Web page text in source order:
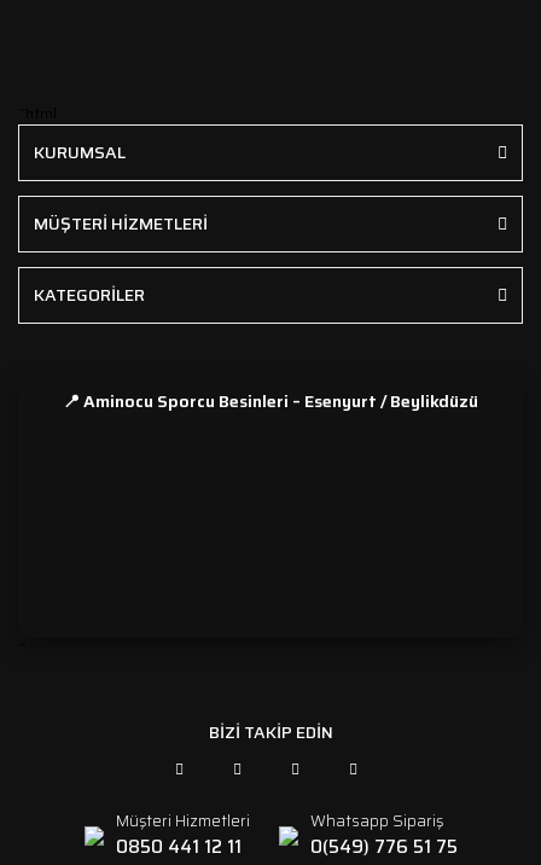
KURUMSAL
MÜŞTERİ HİZMETLERİ
KATEGORİLER
📍 Aminocu Sporcu Besinleri – Esenyurt / Beylikdüzü
BİZİ TAKİP EDİN
Müşteri Hizmetleri
0850 441 12 11
Whatsapp Sipariş
0(549) 776 51 75